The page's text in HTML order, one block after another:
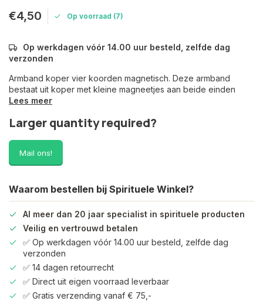
€4,50 Op voorraad (7)
Op werkdagen vóór 14.00 uur besteld, zelfde dag
verzonden
Armband koper vier koorden magnetisch. Deze armband
bestaat uit koper met kleine magneetjes aan beide einden
Lees meer
Larger quantity required?
Mail ons!
Waarom bestellen bij Spirituele Winkel?
Al meer dan 20 jaar specialist in spirituele producten
Veilig en vertrouwd betalen
✅ Op werkdagen vóór 14.00 uur besteld, zelfde dag
verzonden
✅ 14 dagen retourrecht
✅ Direct uit eigen voorraad leverbaar
✅ Gratis verzending vanaf € 75,-